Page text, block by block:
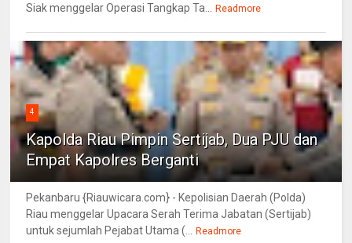
Siak menggelar Operasi Tangkap Ta...
Readmore
4
Kapolda Riau Pimpin Sertijab, Dua PJU dan
Empat Kapolres Berganti
Pekanbaru {Riauwicara.com} - Kepolisian Daerah (Polda)
Riau menggelar Upacara Serah Terima Jabatan (Sertijab)
untuk sejumlah Pejabat Utama (...
Readmore